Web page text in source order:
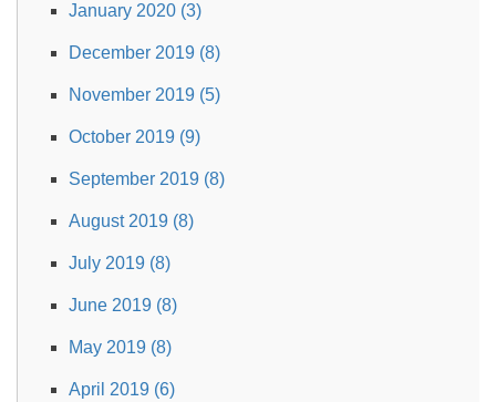
January 2020 (3)
December 2019 (8)
November 2019 (5)
October 2019 (9)
September 2019 (8)
August 2019 (8)
July 2019 (8)
June 2019 (8)
May 2019 (8)
April 2019 (6)